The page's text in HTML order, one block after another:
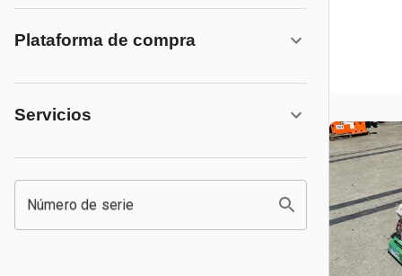
Plataforma de compra
Servicios
Número de serie